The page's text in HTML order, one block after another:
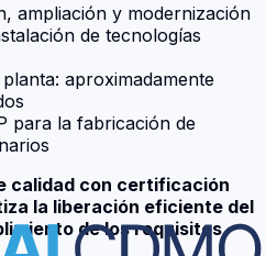
ampliación y modernización
de tecnologías
aproximadamente
para la fabricación de
calidad con certificación
la liberación eficiente del
de los requisitos